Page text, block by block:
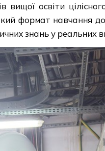
вищої освіти
формат навчання
знань у реальних